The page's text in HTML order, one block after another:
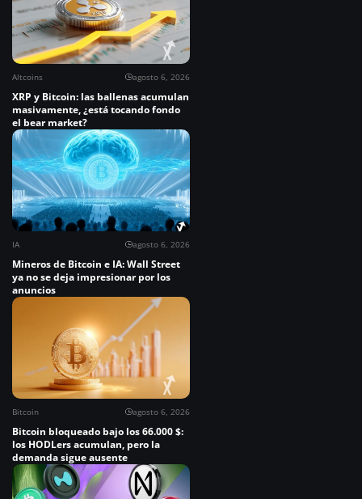
Altcoins agosto 6, 2026
XRP y Bitcoin: las ballenas acumulan
masivamente, ¿está tocando fondo
el bear market?
IA agosto 6, 2026
Mineros de Bitcoin e IA: Wall Street
ya no se deja impresionar por los
anuncios
Bitcoin agosto 6, 2026
Bitcoin bloqueado bajo los 66.000 $:
los HODLers acumulan, pero la
demanda sigue ausente